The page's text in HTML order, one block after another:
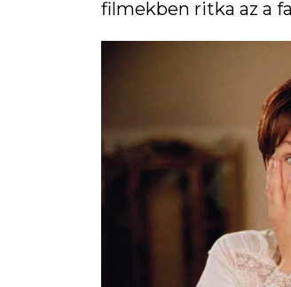
filmekben ritka az a